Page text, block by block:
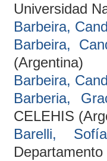
Universidad
Barbeira,
Barbeira,
(Argentina)
Barbeira,
Barberia,
CELEHIS
Barelli,